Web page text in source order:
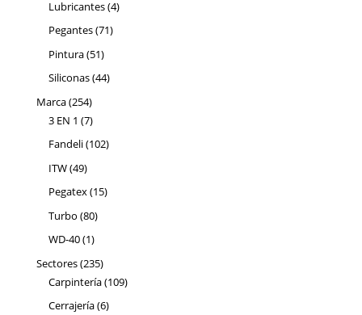
Lubricantes 44
Pegantes 7171
Pintura 5151
productos
Siliconas 4444
Marca 254254
productos
3 EN 1 77
productos
Fandeli 102102
ITW 4949
productos
Pegatex 1515
Turbo 8080
productos
WD-40 11
producto
Sectores 235235
productos
Carpintería 109109
Cerrajería 66